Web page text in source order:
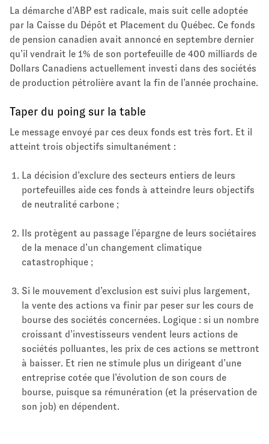
La démarche d’ABP est radicale, mais suit celle adoptée
par la Caisse du Dépôt et Placement du Québec. Ce fonds
de pension canadien avait annoncé en septembre dernier
qu’il vendrait le 1% de son portefeuille de 400 milliards de
Dollars Canadiens actuellement investi dans des sociétés
de production pétrolière avant la fin de l’année prochaine.
Taper du poing sur la table
Le message envoyé par ces deux fonds est très fort. Et il
atteint trois objectifs simultanément :
La décision d’exclure des secteurs entiers de leurs
portefeuilles aide ces fonds à atteindre leurs objectifs
de neutralité carbone ;
Ils protègent au passage l’épargne de leurs sociétaires
de la menace d’un changement climatique
catastrophique ;
Si le mouvement d’exclusion est suivi plus largement,
la vente des actions va finir par peser sur les cours de
bourse des sociétés concernées. Logique : si un nombre
croissant d’investisseurs vendent leurs actions de
sociétés polluantes, les prix de ces actions se mettront
à baisser. Et rien ne stimule plus un dirigeant d’une
entreprise cotée que l’évolution de son cours de
bourse, puisque sa rémunération (et la préservation de
son job) en dépendent.